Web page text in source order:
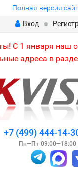
Полная версия
Вход
С 1 января наш
адреса в
+7 (499) 444-14-
Пн—Пт 09:00—18:00